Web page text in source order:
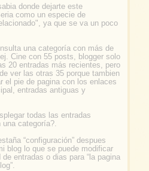
donde dejarte este
como un especie de
ya que se va un poco
una categoría con más de
Cine con 55 posts, blogger solo
20 entradas más recientes, pero
ver las otras 35 porque tambien
el pie de pagina con los enlaces
entradas antiguas y
todas las entradas
una categoría?.
“configuración” despues
blog lo que se puede modificar
entradas o dias para “la pagina